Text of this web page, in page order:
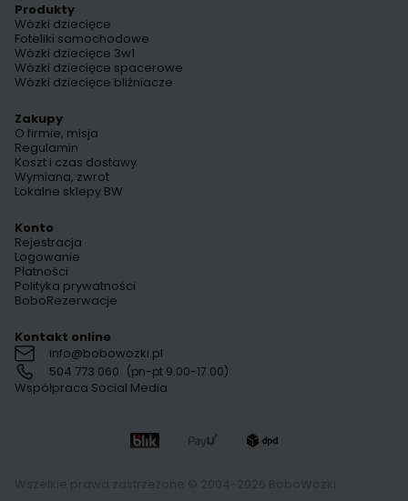
Produkty
Wózki dziecięce
Foteliki samochodowe
Wózki dziecięce 3w1
Wózki dziecięce spacerowe
Wózki dziecięce bliźniacze
Zakupy
O firmie, misja
Regulamin
Koszt i czas dostawy
Wymiana, zwrot
Lokalne sklepy BW
Konto
Rejestracja
Logowanie
Płatności
Polityka prywatności
BoboRezerwacje
Kontakt online
info@bobowozki.pl
504 773 060 (pn-pt 9.00-17.00)
Współpraca Social Media